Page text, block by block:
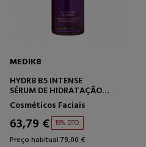
MEDIK8
HYDR8 B5 INTENSE
SÉRUM DE HIDRATAÇÃO
INTENSA
Cosméticos Faciais
63,79 € 19% DTO.
Preço habitual 79,00 €